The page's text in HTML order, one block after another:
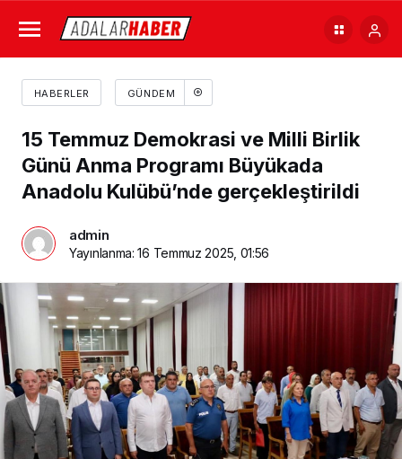
HABERLER GÜNDEM
15 Temmuz Demokrasi ve Milli Birlik
Günü Anma Programı Büyükada
Anadolu Kulübü’nde gerçekleştirildi
admin
Yayınlanma:16 Temmuz 2025, 01:56